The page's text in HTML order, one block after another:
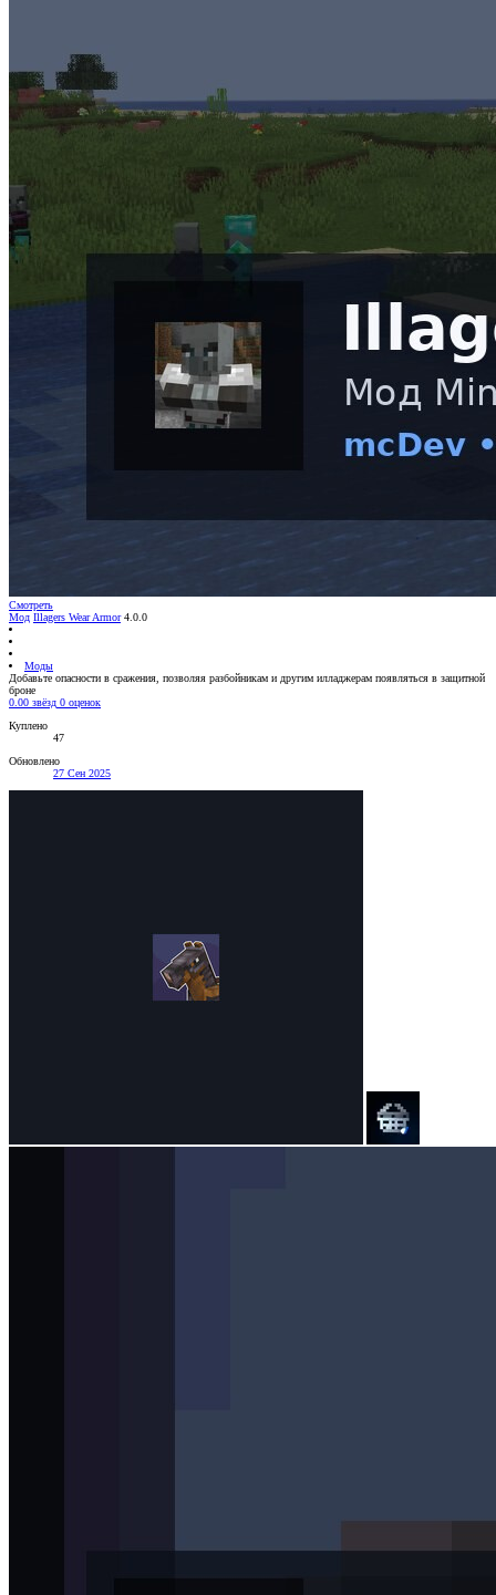
Смотреть
Мод Illagers Wear Armor 4.0.0
Моды
Добавьте опасности в сражения, позволяя разбойникам и другим илладжерам появляться в защитной
броне
0.00 звёзд 0 оценок
Куплено
47
Обновлено
27 Сен 2025